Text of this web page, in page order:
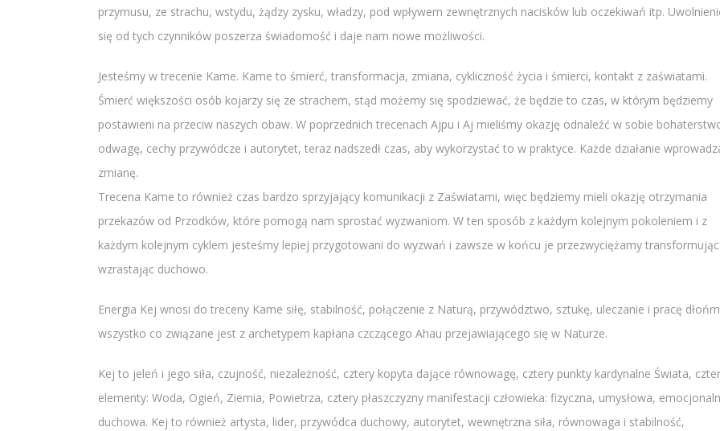
przymusu, ze strachu, wstydu, żądzy zysku, władzy, pod wpływem zewnętrznych nacisków lub oczekiwań itp.
się od tych czynników poszerza świadomość i daje nam nowe możliwości.
Jesteśmy w trecenie Kame. Kame to śmierć, transformacja, zmiana, cykliczność życia i śmierci, kontakt z zaświatami.
Śmierć większości osób kojarzy się ze strachem, stąd możemy się spodziewać, że będzie to czas, w którym będziemy
postawieni na przeciw naszych obaw. W poprzednich trecenach Ajpu i Aj mieliśmy okazję odnaleźć w sobie
odwagę, cechy przywódcze i autorytet, teraz nadszedł czas, aby wykorzystać to w praktyce. Każde działanie
zmianę.
Trecena Kame to również czas bardzo sprzyjający komunikacji z Zaświatami, więc będziemy mieli okazję otrzymania
przekazów od Przodków, które pomogą nam sprostać wyzwaniom. W ten sposób z każdym kolejnym pokoleniem i z
każdym kolejnym cyklem jesteśmy lepiej przygotowani do wyzwań i zawsze w końcu je przezwyciężamy
wzrastając duchowo.
Energia Kej wnosi do treceny Kame siłę, stabilność, połączenie z Naturą, przywództwo, sztukę, uleczanie i pracę
wszystko co związane jest z archetypem kapłana czczącego Ahau przejawiającego się w Naturze.
Kej to jeleń i jego siła, czujność, niezależność, cztery kopyta dające równowagę, cztery punkty kardynalne Świata,
elementy: Woda, Ogień, Ziemia, Powietrza, cztery płaszczyzny manifestacji człowieka: fizyczna, umysłowa,
duchowa. Kej to również artysta, lider, przywódca duchowy, autorytet, wewnętrzna siła, równowaga i stabilność,